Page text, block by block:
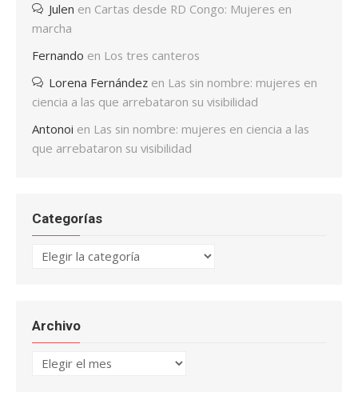
Julen en Cartas desde RD Congo: Mujeres en
marcha
Fernando en Los tres canteros
Lorena Fernández en Las sin nombre: mujeres en
ciencia a las que arrebataron su visibilidad
Antonoi en Las sin nombre: mujeres en ciencia a las
que arrebataron su visibilidad
Categorías
Categorías
Archivo
Archivo